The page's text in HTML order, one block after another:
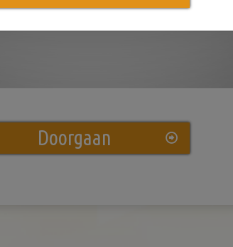
Video
Doorgaan